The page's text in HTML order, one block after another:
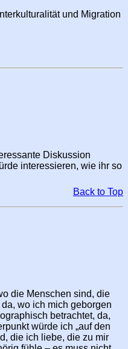
und Migration
Diskussion
interessieren, wie ihr so
Back to Top
die Menschen sind, die
wo ich mich geborgen
betrachtet, da,
würde ich „auf den
die ich liebe, die zu mir